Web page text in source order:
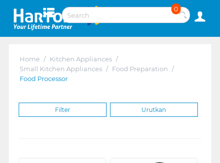
0
Home / Kitchen Appliances /
Small Kitchen Appliances / Food Preparation /
Food Processor
Filter Urutkan